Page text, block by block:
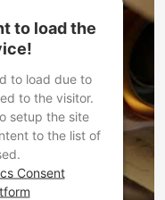
to load the
to load due to
to the visitor.
setup the site
to the list of
Consent